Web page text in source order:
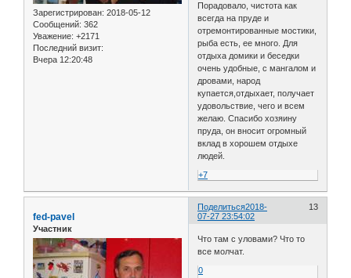
Зарегистрирован: 2018-05-12
Сообщений: 362
Уважение: +2171
Последний визит:
Вчера 12:20:48
Порадовало, чистота как
всегда на пруде и
отремонтированные мостики,
рыба есть, ее много. Для
отдыха домики и беседки
очень удобные, с мангалом и
дровами, народ
купается,отдыхает, получает
удовольствие, чего и всем
желаю. Спасибо хозяину
пруда, он вносит огромный
вклад в хорошем отдыхе
людей.
+7
Поделиться 13
2018-
07-27 23:54:02
fed-pavel
Участник
Что там с уловами? Что то
все молчат.
0